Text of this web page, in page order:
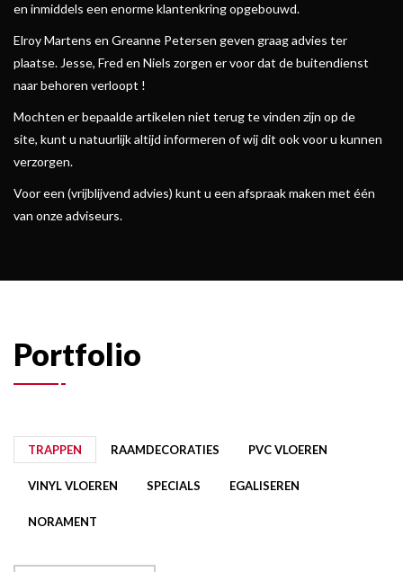
en inmiddels een enorme klantenkring opgebouwd.
Elroy Martens en Greanne Petersen geven graag advies ter
plaatse. Jesse, Fred en Niels zorgen er voor dat de buitendienst
naar behoren verloopt !
Mochten er bepaalde artikelen niet terug te vinden zijn op de
site, kunt u natuurlijk altijd informeren of wij dit ook voor u kunnen
verzorgen.
Voor een (vrijblijvend advies) kunt u een afspraak maken met één
van onze adviseurs.
Portfolio
TRAPPEN RAAMDECORATIES PVC VLOEREN
VINYL VLOEREN SPECIALS EGALISEREN
NORAMENT